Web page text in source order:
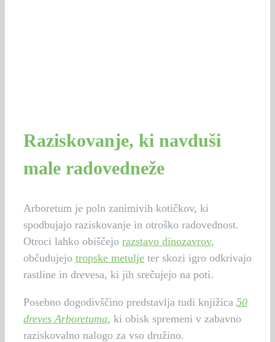
Raziskovanje, ki navduši
male radovedneže
Arboretum je poln zanimivih kotičkov, ki
spodbujajo raziskovanje in otroško radovednost.
Otroci lahko obiščejo razstavo dinozavrov,
občudujejo tropske metuljeter skozi igro odkrivajo
rastline in drevesa, ki jih srečujejo na poti.
Posebno dogodivščino predstavlja tudi knjižica 50
dreves Arboretuma, ki obisk spremeni v zabavno
raziskovalno nalogo za vso družino.